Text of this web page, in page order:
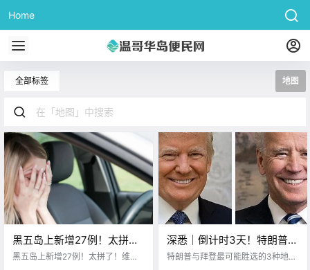
Home
全部标签 地图
黑五岛上新增27例！太拼
了！维多利亚一女司机肇事
黑五岛上新增27例！太拼了！维多
深悉｜倒计时3天！特朗普与
拜登最可能胜选的3种地图数
特朗普与拜登最可能胜选的3种地图